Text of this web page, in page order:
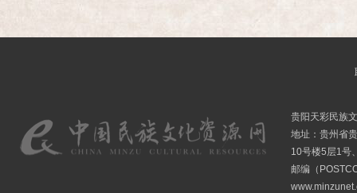
贵阳天彩民族
地址：贵州省
10号楼5层1号
邮编（